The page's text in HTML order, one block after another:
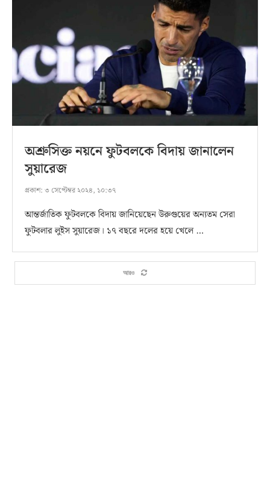
অশ্রুসিক্ত নয়নে ফুটবলকে বিদায় জানালেন
সুয়ারেজ
প্রকাশ: ৩ সেপ্টেম্বর ২০২৪, ১০:৩৭
আন্তর্জাতিক ফুটবলকে বিদায় জানিয়েছেন উরুগুয়ের অন্যতম সেরা
ফুটবলার লুইস সুয়ারেজ। ১৭ বছরে দলের হয়ে খেলে …
আরও